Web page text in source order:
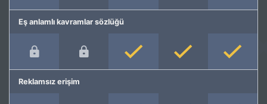
Eş anlamlı kavramlar sözlüğü
Reklamsız erişim